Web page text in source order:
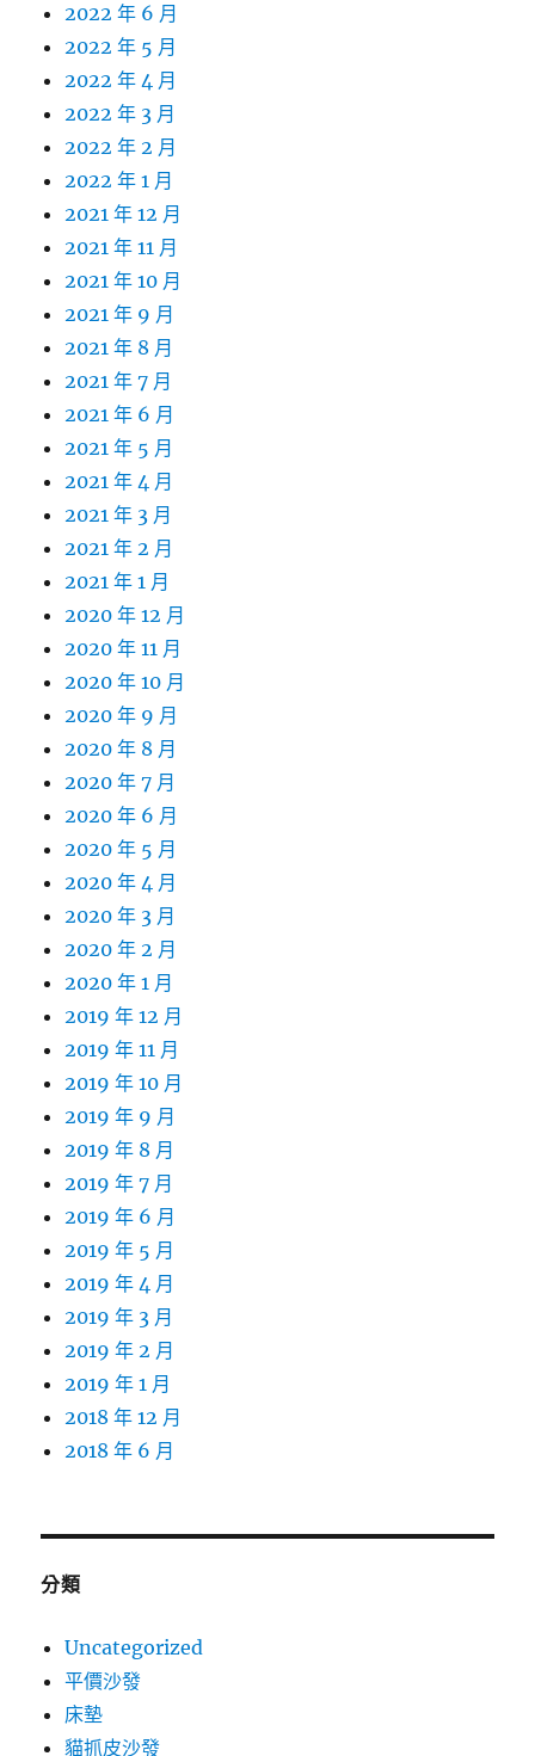
2022 年 6 月
2022 年 5 月
2022 年 4 月
2022 年 3 月
2022 年 2 月
2022 年 1 月
2021 年 12 月
2021 年 11 月
2021 年 10 月
2021 年 9 月
2021 年 8 月
2021 年 7 月
2021 年 6 月
2021 年 5 月
2021 年 4 月
2021 年 3 月
2021 年 2 月
2021 年 1 月
2020 年 12 月
2020 年 11 月
2020 年 10 月
2020 年 9 月
2020 年 8 月
2020 年 7 月
2020 年 6 月
2020 年 5 月
2020 年 4 月
2020 年 3 月
2020 年 2 月
2020 年 1 月
2019 年 12 月
2019 年 11 月
2019 年 10 月
2019 年 9 月
2019 年 8 月
2019 年 7 月
2019 年 6 月
2019 年 5 月
2019 年 4 月
2019 年 3 月
2019 年 2 月
2019 年 1 月
2018 年 12 月
2018 年 6 月
分類
Uncategorized
平價沙發
床墊
貓抓皮沙發